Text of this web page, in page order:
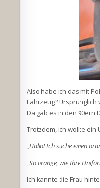
Also habe ich das mit
Fahrzeug?
Da gab es in den 90ern
Trotzdem, ich wollte ein
„Hallo! Ich suche einen
„So orange, wie Ihre
Ich kannte die Frau